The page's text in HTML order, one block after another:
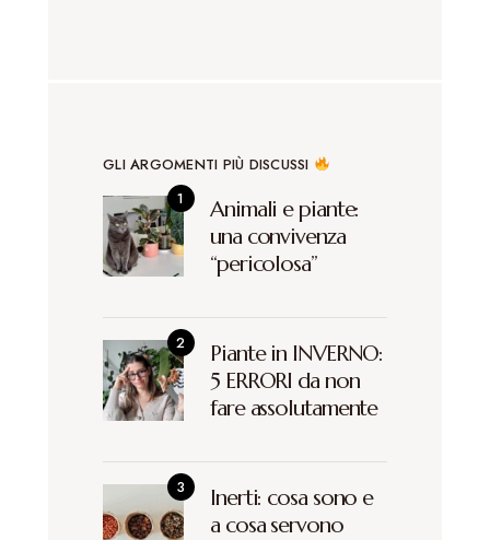
GLI ARGOMENTI PIÙ DISCUSSI
Animali e piante:
una convivenza
“pericolosa”
Piante in INVERNO:
5 ERRORI da non
fare assolutamente
Inerti: cosa sono e
a cosa servono